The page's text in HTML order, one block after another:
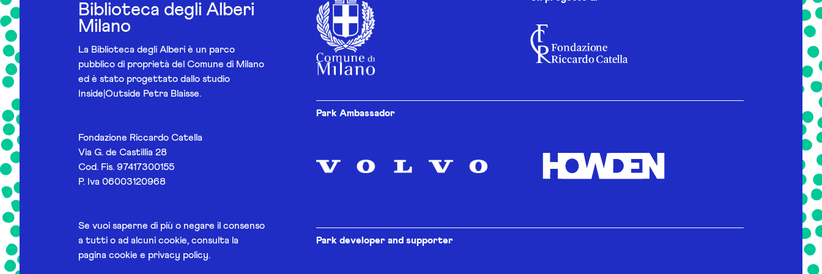
Biblioteca degli Alberi
Milano
La Biblioteca degli Alberi è un parco
pubblico di proprietà del Comune di Milano
ed è stato progettato dallo studio
Inside|Outside Petra Blaisse.
Fondazione Riccardo Catella
Via G. de Castillia 28
Cod. Fis. 97417300155
P. Iva 06003120968
Se vuoi saperne di più o negare il consenso
a tutti o ad alcuni cookie, consulta la
pagina cookie e privacy policy.
Park Ambassador
Park developer and supporter